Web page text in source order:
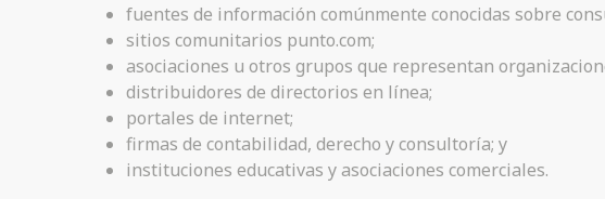
fuentes de información comúnmente conocidas sobre
sitios comunitarios punto.com;
asociaciones u otros grupos que representan
distribuidores de directorios en línea;
portales de internet;
firmas de contabilidad, derecho y consultoría; y
instituciones educativas y asociaciones comerciales.